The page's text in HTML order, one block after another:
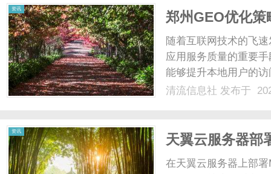
资讯
郑州GEO优化策
随着互联网技术的飞
应用服务质量的重要
能够提升本地用户的
文将围绕“郑州GEO优
清流信息社 发布于
资讯
天翼云服务器部
在天翼云服务器上部